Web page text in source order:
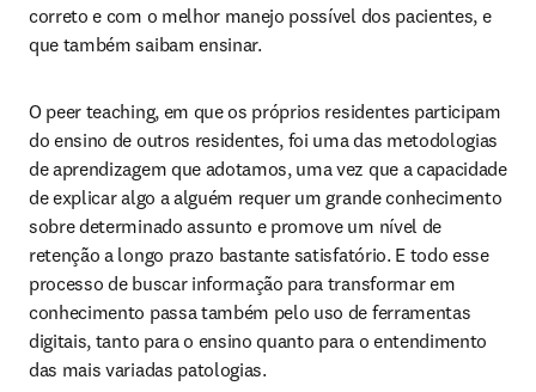
correto e com o melhor manejo possível dos pacientes, e
que também saibam ensinar.
O peer teaching, em que os próprios residentes participam
do ensino de outros residentes, foi uma das metodologias
de aprendizagem que adotamos, uma vez que a capacidade
de explicar algo a alguém requer um grande conhecimento
sobre determinado assunto e promove um nível de
retenção a longo prazo bastante satisfatório. E todo esse
processo de buscar informação para transformar em
conhecimento passa também pelo uso de ferramentas
digitais, tanto para o ensino quanto para o entendimento
das mais variadas patologias.